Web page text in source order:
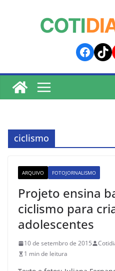
ciclismo
ARQUIVO FOTOJORNALISMO
Projeto ensina
ciclismo para
adolescentes
10 de setembro de 2015
1 min de leitura